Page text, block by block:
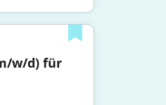
w/d) für